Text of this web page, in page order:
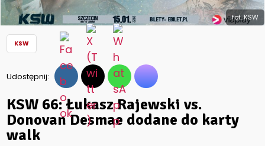
fot. KSW
KSW
Udostępnij:
KSW 66: Łukasz Rajewski vs.
Donovan Desmae dodane do karty
walk